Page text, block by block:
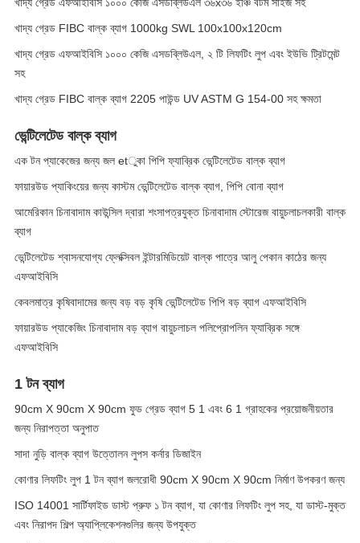
খাদ্য গ্রেড FIBC বাল্ক ব্যাগ 1000kg SWL 100x100x120cm
খাদ্য গ্রেড এফআইবিসি ১০০০ কেজি এসডব্লিউএল, ২ টি লিফটিং লুপ এবং ইউভি ট্রিটমেন্ট
সহ
খাদ্য গ্রেড FIBC বাল্ক ব্যাগ 2205 পাউন্ড UV ASTM G 154-00 সহ ক্ষমতা
ভেন্টিলেটেড বাল্ক ব্যাগ
এক টন প্যাকেজের জন্য জল etুকা পিপি ফ্যাব্রিক ভেন্টিলেটেড বাল্ক ব্যাগ
ফায়ারউড প্যাকিংয়ের জন্য কাস্টম ভেন্টিলেটেড বাল্ক ব্যাগ, পিপি বোনা ব্যাগ
আমেরিকান চিনাবাদাম কাউন্সিল দ্বারা শংসাপত্রযুক্ত চিনাবাদাম স্টোরেজ বায়ুচলাচলকারী বাল্ক
ব্যাগ
ভেন্টিলেটেড শ্বাসনযোগ্য ফ্লেক্সিবল ইন্টারমিডিয়েট বাল্ক পাত্রে আলু পেকান কাঠের জন্য
এফআইবিসি
কেবলমাত্র কৃষিবাদামের জন্য বড় বড় কৃষি ভেন্টিলেটেড পিপি বড় ব্যাগ এফআইবিসি
ফায়ারউড প্যাকেজিং চিনাবাদাম বড় ব্যাগ বায়ুচলাচল পলিপ্রোপলিন ফ্যাব্রিক সঙ্গে
এফআইবিসি
1 টন ব্যাগ
90cm X 90cm X 90cm ফুড গ্রেড ব্যাগ 5 1 এবং 6 1 গ্রাহকের প্রয়োজনীয়তার
জন্য নিরাপত্তা অনুপাত
সাদা নুড়ি বাল্ক ব্যাগ উত্তোলন লুপস কর্নার ডিজাইন
কোণার লিফটিং লুপ 1 টন ব্যাগ জলরোধী 90cm X 90cm X 90cm নির্মাণ উপকরণ জন্য
ISO 14001 সার্টিফাইড ডাস্ট প্রুফ ১ টন ব্যাগ, যা কোণার লিফটিং লুপ সহ, যা ডাস্ট-মুক্ত
এবং নিরাপদ শিল্প অ্যাপ্লিকেশনগুলির জন্য উপযুক্ত